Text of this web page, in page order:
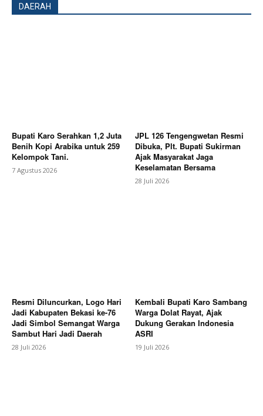
DAERAH
Bupati Karo Serahkan 1,2 Juta
Benih Kopi Arabika untuk 259
Kelompok Tani.
7 Agustus 2026
JPL 126 Tengengwetan Resmi
Dibuka, Plt. Bupati Sukirman
Ajak Masyarakat Jaga
Keselamatan Bersama
28 Juli 2026
Resmi Diluncurkan, Logo Hari
Jadi Kabupaten Bekasi ke-76
Jadi Simbol Semangat Warga
Sambut Hari Jadi Daerah
28 Juli 2026
Kembali Bupati Karo Sambang
Warga Dolat Rayat, Ajak
Dukung Gerakan Indonesia
ASRI
19 Juli 2026